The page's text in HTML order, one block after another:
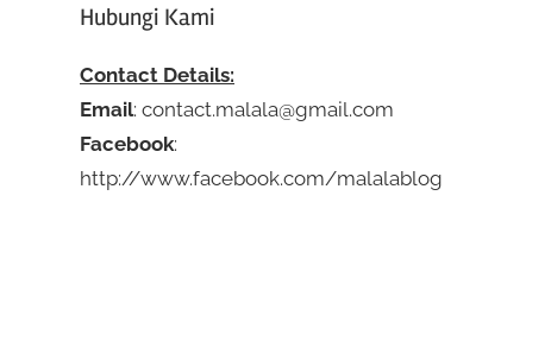
Hubungi Kami
Contact Details:
Email: contact.malala@gmail.com
Facebook:
http://www.facebook.com/malalablog